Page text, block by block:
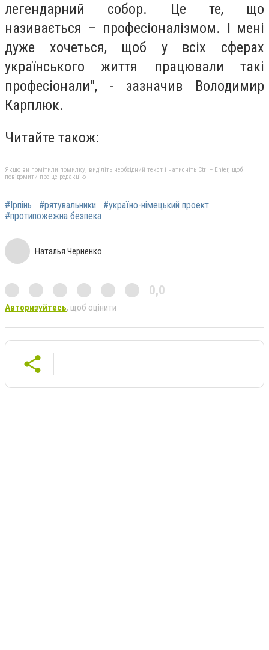
легендарний собор. Це те, що
називається – професіоналізмом. І мені
дуже хочеться, щоб у всіх сферах
українського життя працювали такі
професіонали", - зазначив Володимир
Карплюк.
Читайте також:
Якщо ви помітили помилку, виділіть необхідний текст і натисніть Ctrl + Enter, щоб
повідомити про це редакцію
#Ірпінь #рятувальники
#україно-німецький проект
#протипожежна безпека
Наталья Черненко
0,0
Авторизуйтесь, щоб оцінити